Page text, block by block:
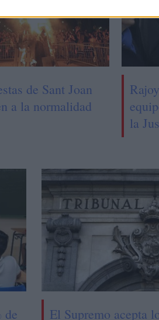
de Sant Joan
a la normalidad
la
de El Supremo acepta